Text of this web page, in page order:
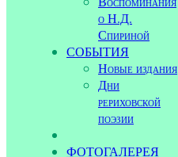
о Н.Д.
Спириной
СОБЫТИЯ
Новые издания
Дни
рериховской
поэзии
ФОТОГАЛЕРЕЯ